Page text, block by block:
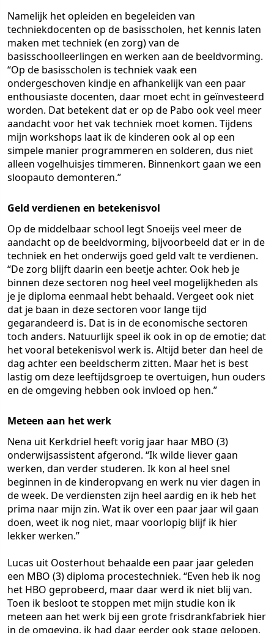
Namelijk het opleiden en begeleiden van
techniekdocenten op de basisscholen, het kennis laten
maken met techniek (en zorg) van de
basisschoolleerlingen en werken aan de beeldvorming.
“Op de basisscholen is techniek vaak een
ondergeschoven kindje en afhankelijk van een paar
enthousiaste docenten, daar moet echt in geïnvesteerd
worden. Dat betekent dat er op de Pabo ook veel meer
aandacht voor het vak techniek moet komen. Tijdens
mijn workshops laat ik de kinderen ook al op een
simpele manier programmeren en solderen, dus niet
alleen vogelhuisjes timmeren. Binnenkort gaan we een
sloopauto demonteren.”
Geld verdienen en betekenisvol
Op de middelbaar school legt Snoeijs veel meer de
aandacht op de beeldvorming, bijvoorbeeld dat er in de
techniek en het onderwijs goed geld valt te verdienen.
“De zorg blijft daarin een beetje achter. Ook heb je
binnen deze sectoren nog heel veel mogelijkheden als
je je diploma eenmaal hebt behaald. Vergeet ook niet
dat je baan in deze sectoren voor lange tijd
gegarandeerd is. Dat is in de economische sectoren
toch anders. Natuurlijk speel ik ook in op de emotie; dat
het vooral betekenisvol werk is. Altijd beter dan heel de
dag achter een beeldscherm zitten. Maar het is best
lastig om deze leeftijdsgroep te overtuigen, hun ouders
en de omgeving hebben ook invloed op hen.”
Meteen aan het werk
Nena uit Kerkdriel heeft vorig jaar haar MBO (3)
onderwijsassistent afgerond. “Ik wilde liever gaan
werken, dan verder studeren. Ik kon al heel snel
beginnen in de kinderopvang en werk nu vier dagen in
de week. De verdiensten zijn heel aardig en ik heb het
prima naar mijn zin. Wat ik over een paar jaar wil gaan
doen, weet ik nog niet, maar voorlopig blijf ik hier
lekker werken.”
Lucas uit Oosterhout behaalde een paar jaar geleden
een MBO (3) diploma procestechniek. “Even heb ik nog
het HBO geprobeerd, maar daar werd ik niet blij van.
Toen ik besloot te stoppen met mijn studie kon ik
meteen aan het werk bij een grote frisdrankfabriek hier
in de omgeving, ik had daar eerder ook stage gelopen.